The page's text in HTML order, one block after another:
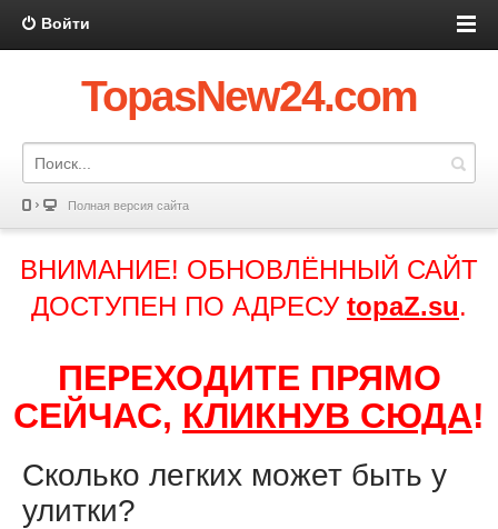
Войти
TopasNew24.com
Полная версия сайта
ВНИМАНИЕ! ОБНОВЛЁННЫЙ САЙТ
ДОСТУПЕН ПО АДРЕСУ topaZ.su.
ПЕРЕХОДИТЕ ПРЯМО
СЕЙЧАС, КЛИКНУВ СЮДА!
Сколько легких может быть у
улитки?